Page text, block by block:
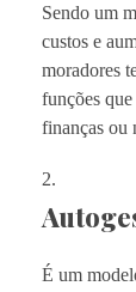
Sendo um
custos e
moradores
funções
finanças ou
É um